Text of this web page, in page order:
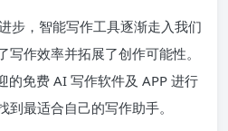
步，智能写作工具逐渐走入我们
作效率并拓展了创作可能性。
的免费 AI 写作软件及 APP 进行
最适合自己的写作助手。